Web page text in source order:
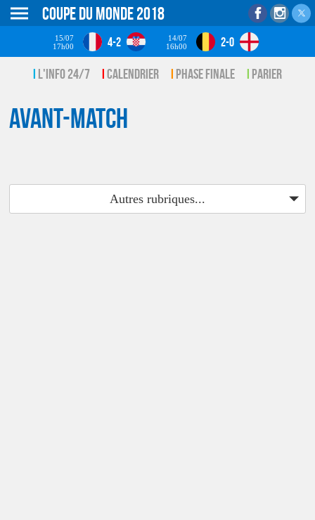
Coupe du monde 2018
15/07
17h00
4-2
14/07
16h00
2-0
L'info 24/7 Calendrier Phase finale Parier
Avant-match
Autres rubriques...